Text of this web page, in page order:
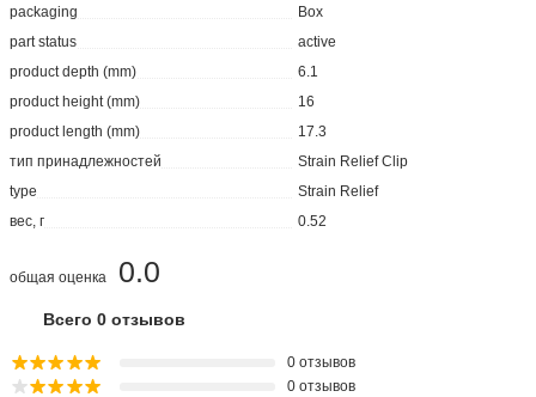
packaging
Box
part status
active
product depth (mm)
6.1
product height (mm)
16
product length (mm)
17.3
тип принадлежностей
Strain Relief Clip
type
Strain Relief
вес, г
0.52
0.0
общая оценка
Всего 0 отзывов
0 отзывов
0 отзывов